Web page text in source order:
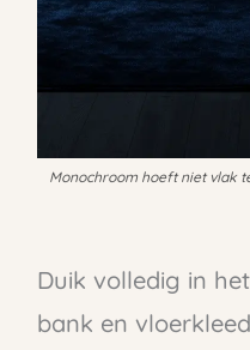
Monochroom hoeft niet vlak
Duik volledig in
bank en